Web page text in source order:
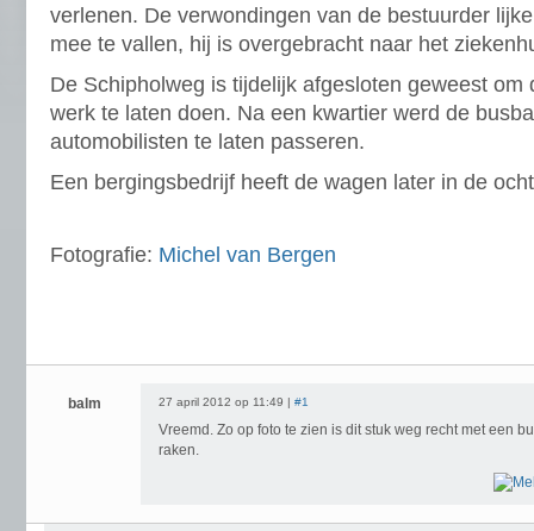
verlenen. De verwondingen van de bestuurder
mee te vallen, hij is overgebracht naar het
De Schipholweg is tijdelijk afgesloten geweest om
werk te laten doen. Na een kwartier werd de
automobilisten te laten passeren.
Een bergingsbedrijf heeft de wagen later in de
Fotografie: Michel van Bergen
balm 27 april 2012 op 11:49 | #1
Vreemd. Zo op foto te zien is dit stuk weg recht met een
raken.